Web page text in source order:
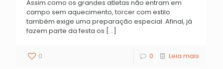
Assim como os grandes atletas não entram em
campo sem aquecimento, torcer com estilo
também exige uma preparação especial. Afinal, já
fazem parte da festa os […]
0 0 Leia mais